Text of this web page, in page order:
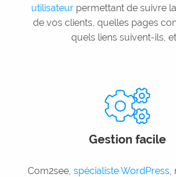
utilisateur permettant de suivre
de vos clients, quelles pages
quels liens suivent-ils,
Gestion facile
Com2see, spécialiste WordPress,